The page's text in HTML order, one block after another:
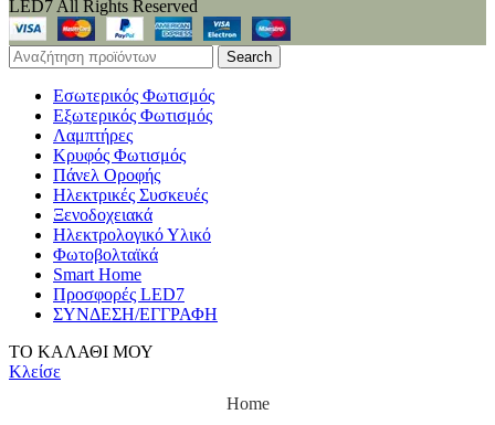
LED7 All Rights Reserved
Search
Εσωτερικός Φωτισμός
Εξωτερικός Φωτισμός
Λαμπτήρες
Κρυφός Φωτισμός
Πάνελ Οροφής
Ηλεκτρικές Συσκευές
Ξενοδοχειακά
Ηλεκτρολογικό Υλικό
Φωτοβολταϊκά
Smart Home
Προσφορές LED7
ΣΥΝΔΕΣΗ/ΕΓΓΡΑΦΗ
ΤΟ ΚΑΛΑΘΙ ΜΟΥ
Κλείσε
Home